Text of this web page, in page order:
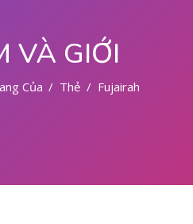
VÀ GIỚI
Của Hệ Thống
Thẻ Fujairah